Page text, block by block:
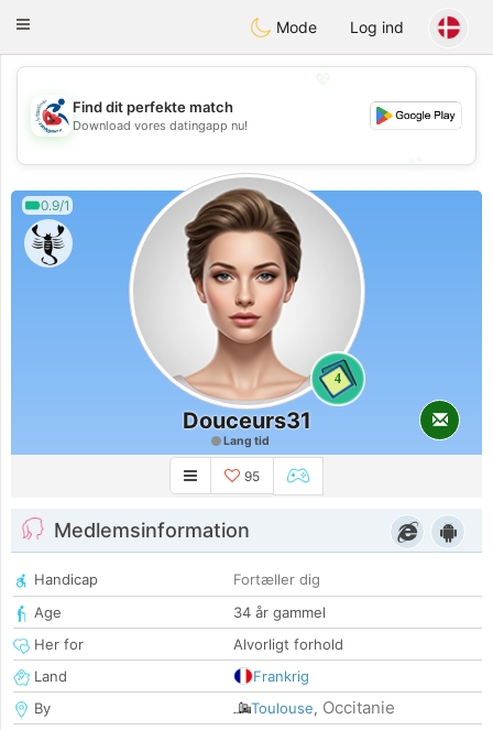
Handi Space
Toggle
Mode Log ind
💖
💕
Find dit perfekte match
Download vores datingapp nu!
0.9/1
4
Douceurs31
Lang tid
95
Medlemsinformation
Handicap
Fortæller dig
Age
34 år gammel
Her for
Alvorligt forhold
Land
Frankrig
By
Toulouse, Occitanie